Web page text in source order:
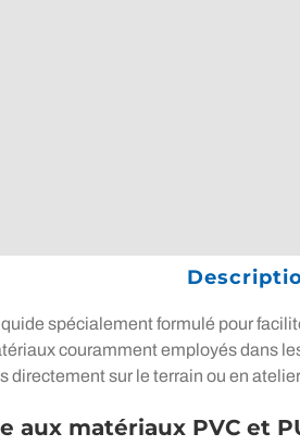
spécialement formulé pour
couramment employés dans
sur le terrain ou en
aux matériaux PVC et